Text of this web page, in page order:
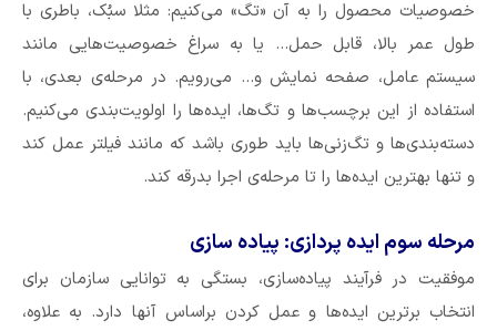
خصوصیات محصول را به آن «تگ» می‌کنیم: مثلا سبُک، باطری با
طول عمر بالا، قابل حمل… یا به سراغ خصوصیت‌هایی مانند
سیستم عامل، صفحه نمایش و… می‌رویم. در مرحله‏‌ی بعدی، با
استفاده از این برچسب‌ها و تگ‌ها، ایده‌ها را اولویت‌بندی می‌کنیم.
دسته‌بندی‌ها و تگ‌زنی‌ها باید طوری باشد که مانند فیلتر عمل کند
و تنها بهترین ایده‏‌ها را تا مرحله‌ی اجرا بدرقه کند.
مرحله سوم ایده پردازی: پیاده سازی
موفقیت در فرآیند پیاده‌سازی، بستگی به توانایی سازمان برای
انتخاب برترین ایده‌ها و عمل کردن براساس آنها دارد. به علاوه،